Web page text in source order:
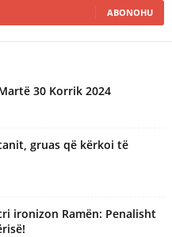
ABONOHU
30 Korrik 2024
gruas që kërkoi të
ironizon Ramën: Penalisht